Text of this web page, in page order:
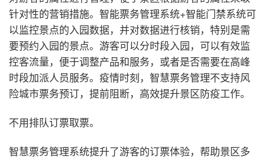
针对性的营销措施。智能票务管理系统+智能门禁系统可
以监控景点的入园数据，并对数据进行核销，特别是需
要预约入园的景点。游客可以分时段入园，可以有效监
控客流量，便于调整产品和服务，或者是否需要在高峰
时段加派人员服务。疫情时刻，智慧票务管理不支持风
险城市票务预订，提前阻断，高效提升景区防疫工作。
不用排队订票取票。
智慧票务管理系统提升了游客的订票体验，帮助景区多